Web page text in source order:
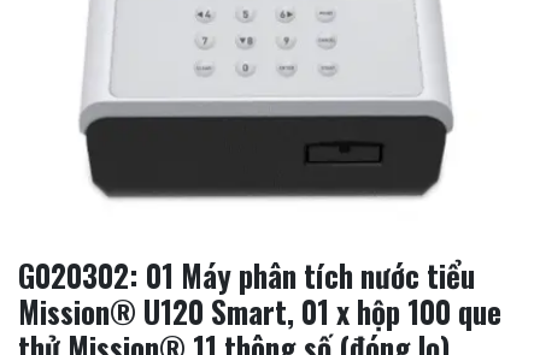
G020302: 01 Máy phân tích nước tiểu
Mission® U120 Smart, 01 x hộp 100 que